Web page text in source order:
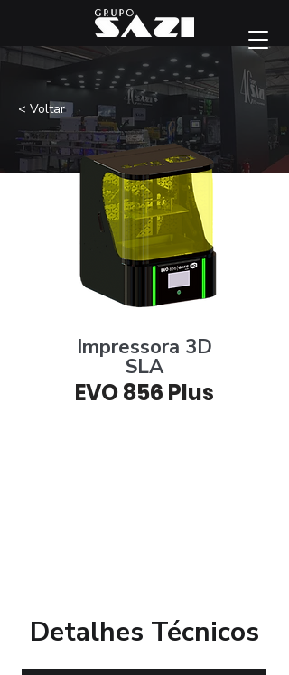
< Voltar
Impressora 3D
SLA
EVO 856 Plus
Detalhes Técnicos